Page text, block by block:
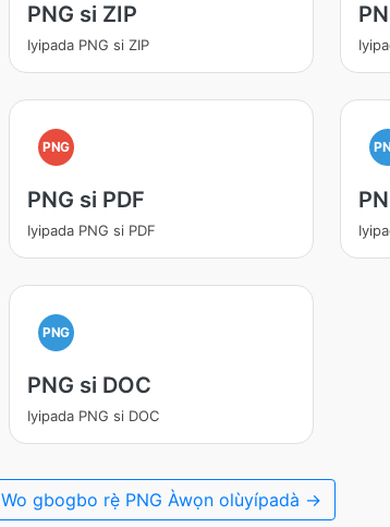
PNG si ZIP
Iyipada PNG si ZIP
PNG
PNG si PDF
Iyipada PNG si PDF
PNG
PNG si DOC
Iyipada PNG si DOC
Wo gbogbo rẹ̀ PNG Àwọn olùyípadà →